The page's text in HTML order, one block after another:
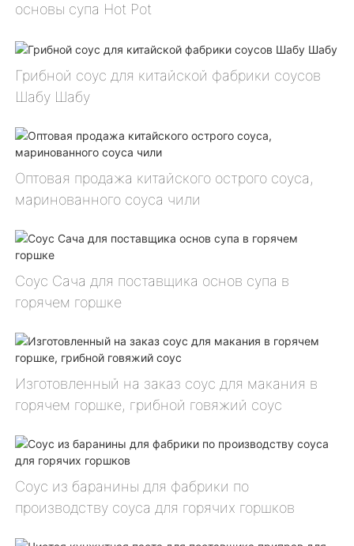
основы супа Hot Pot
Грибной соус для китайской фабрики соусов
Шабу Шабу
Оптовая продажа китайского острого соуса,
маринованного соуса чили
Соус Сача для поставщика основ супа в
горячем горшке
Изготовленный на заказ соус для макания в
горячем горшке, грибной говяжий соус
Соус из баранины для фабрики по
производству соуса для горячих горшков